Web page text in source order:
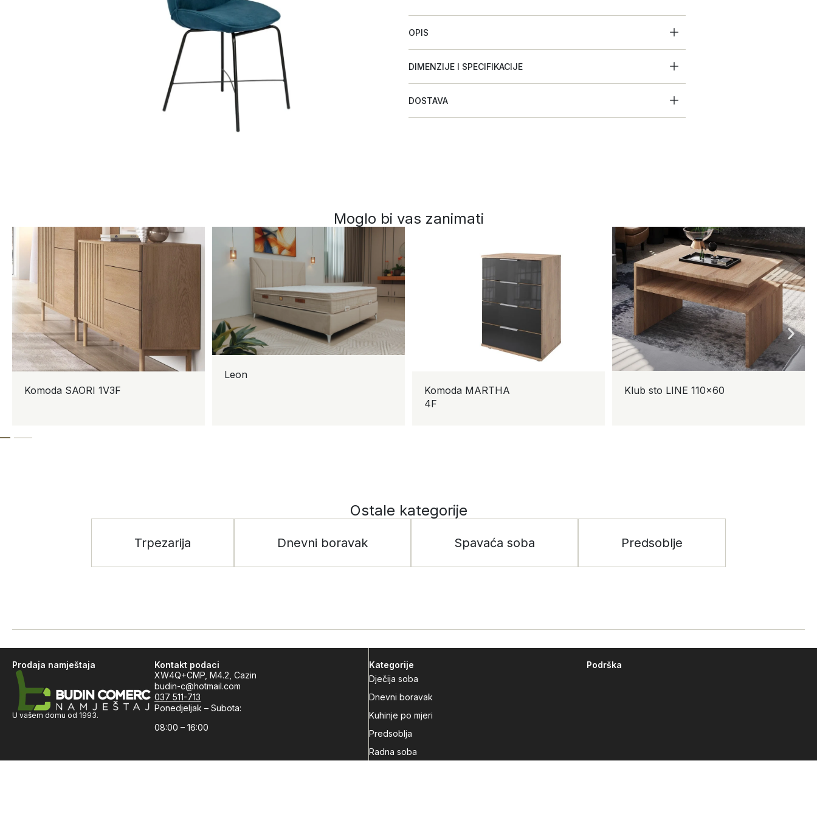
OPIS
DIMENZIJE I SPECIFIKACIJE
DOSTAVA
Moglo bi vas zanimati
Komoda SAORI 1V3F
Leon
Komoda MARTHA
Klub sto LINE 110×60
Ostale kategorije
Trpezarija Dnevni boravak Spavaća soba Predsoblje
Prodaja namještaja
U vašem domu od 1993.
Kontakt podaci
XW4Q+CMP, M4.2, Cazin
budin-c@hotmail.com
037 511-713
Ponedjeljak – Subota:
08:00 – 16:00
Kategorije
Dječija soba
Dnevni boravak
Kuhinje po mjeri
Predsoblja
Radna soba
Podrška